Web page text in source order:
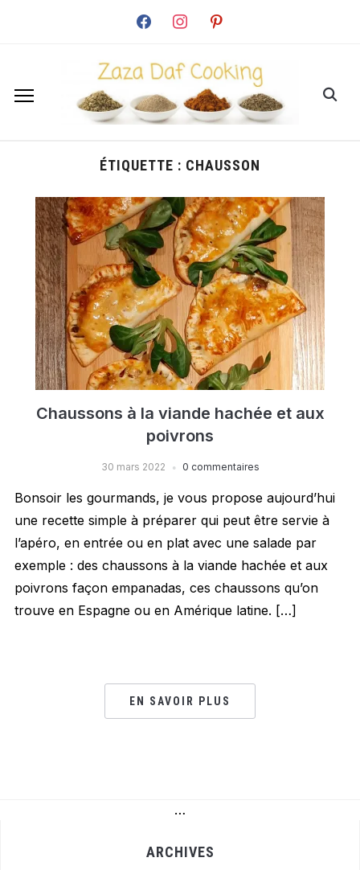
facebook instagrampinterest
ÉTIQUETTE : CHAUSSON
Chaussons à la viande hachée et aux
poivrons
30 mars 2022 0 commentaires
Bonsoir les gourmands, je vous propose aujourd’hui
une recette simple à préparer qui peut être servie à
l’apéro, en entrée ou en plat avec une salade par
exemple : des chaussons à la viande hachée et aux
poivrons façon empanadas, ces chaussons qu’on
trouve en Espagne ou en Amérique latine. […]
EN SAVOIR PLUS
…
ARCHIVES